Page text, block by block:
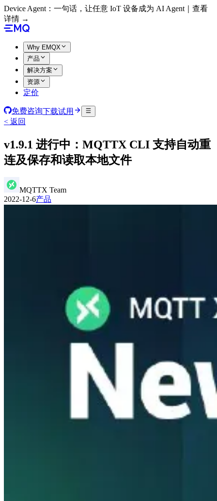
Device Agent：一句话，让任意 IoT 设备成为 AI Agent｜查看
详情 →
Why EMQX
产品
解决方案
资源
定价
免费咨询下载试用
< 返回
v1.9.1 进行中：MQTTX CLI 支持自动重
连及保存和读取本地文件
MQTTX Team
2022-12-6产品